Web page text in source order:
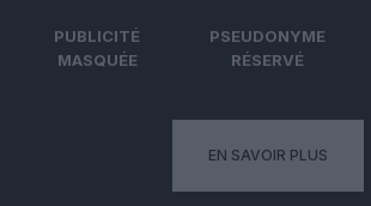
PUBLICITÉ
MASQUÉE
PSEUDONYME
RÉSERVÉ
EN SAVOIR PLUS